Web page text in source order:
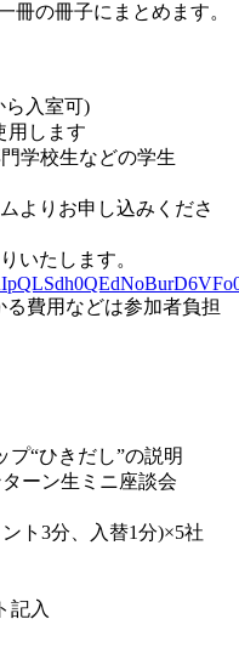
冊の冊子にまとめます。
ら入室可)
用します
学校生などの学生
よりお申し込みくださ
いたします。
る費用などは参加者負担
プ“ひきだし”の説明
ーン生ミニ座談会
ト3分、入替1分)×5社
記入